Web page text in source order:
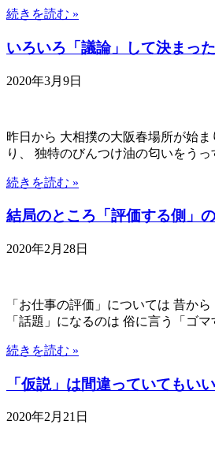
続きを読む »
いろいろ「議論」して決まっ
2020年3月9日
昨日から 大相撲の大阪春場所が始
り、 独特のびんつけ油の匂いをう
続きを読む »
結局のところ「評価する側」
2020年2月28日
「お仕事の評価」については 昔か
「話題」になるのは 俗に言う「ゴ
続きを読む »
「仮説」は間違っていてもい
2020年2月21日